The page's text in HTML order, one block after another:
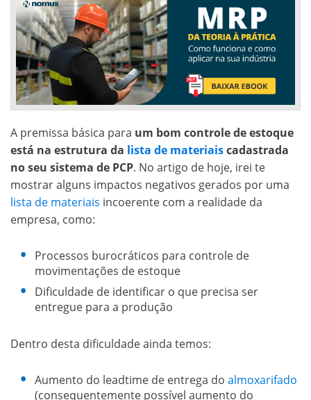
A premissa básica para um bom controle de estoque
está na estrutura da lista de materiaiscadastrada
no seu sistema de PCP. No artigo de hoje, irei te
mostrar alguns impactos negativos gerados por uma
lista de materiais incoerente com a realidade da
empresa, como:
Processos burocráticos para controle de
movimentações de estoque
Dificuldade de identificar o que precisa ser
entregue para a produção
Dentro desta dificuldade ainda temos:
Aumento do leadtime de entrega do almoxarifado
(consequentemente possível aumento do